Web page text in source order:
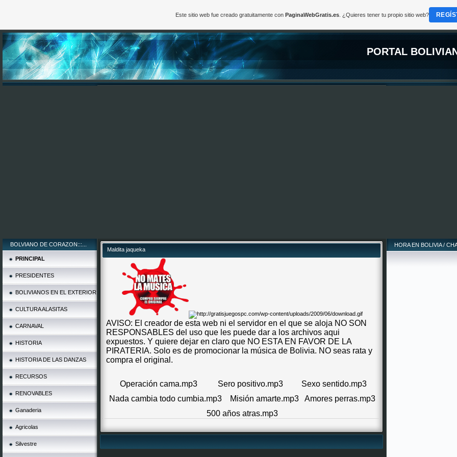
PORTAL
BOLVIANO DE CORAZON:::...
PRINCIPAL
PRESIDENTES
BOLIVIANOS EN EL EXTERIOR
CULTURA ALASITAS
CARNAVAL
HISTORIA
HISTORIA DE LAS DANZAS
RECURSOS
RENOVABLES
Ganaderia
Agricolas
Silvestre
Maldita jaqueka
AVISO: El creador de esta web ni el servidor en el que se aloja NO SON
RESPONSABLES del uso que les puede dar a los archivos aqui
expuestos. Y quiere dejar en claro que NO ESTA EN FAVOR DE LA
PIRATERIA. Solo es de promocionar la música de Bolivia. NO seas rata y
compra el original.
Operación cama.mp3 Sero positivo.mp3
Sexo sentido.mp3
Nada cambia todo cumbia.mp3
Misión amarte.mp3
Amores perras.mp3
500 años atras.mp3
HORA EN BOLIVIA /
Este sitio web fue creado gratuitamente con PaginaWebGratis.es. ¿Quieres tener tu propio sitio web?